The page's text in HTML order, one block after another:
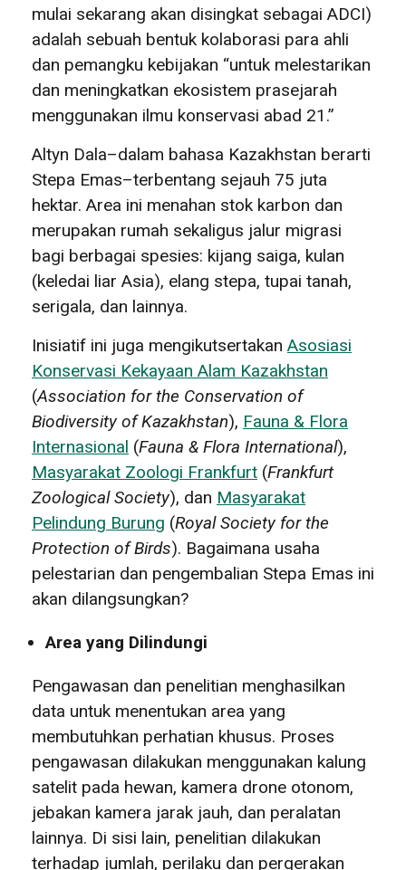
mulai sekarang akan disingkat sebagai ADCI)
adalah sebuah bentuk kolaborasi para ahli
dan pemangku kebijakan “untuk melestarikan
dan meningkatkan ekosistem prasejarah
menggunakan ilmu konservasi abad 21.”
Altyn Dala–dalam bahasa Kazakhstan berarti
Stepa Emas–terbentang sejauh 75 juta
hektar. Area ini menahan stok karbon dan
merupakan rumah sekaligus jalur migrasi
bagi berbagai spesies: kijang saiga, kulan
(keledai liar Asia), elang stepa, tupai tanah,
serigala, dan lainnya.
Inisiatif ini juga mengikutsertakan Asosiasi
Konservasi Kekayaan Alam Kazakhstan
(Association for the Conservation of
Biodiversity of Kazakhstan), Fauna & Flora
Internasional (Fauna & Flora International),
Masyarakat Zoologi Frankfurt (Frankfurt
Zoological Society), dan Masyarakat
Pelindung Burung (Royal Society for the
Protection of Birds). Bagaimana usaha
pelestarian dan pengembalian Stepa Emas ini
akan dilangsungkan?
Area yang Dilindungi
Pengawasan dan penelitian menghasilkan
data untuk menentukan area yang
membutuhkan perhatian khusus. Proses
pengawasan dilakukan menggunakan kalung
satelit pada hewan, kamera drone otonom,
jebakan kamera jarak jauh, dan peralatan
lainnya. Di sisi lain, penelitian dilakukan
terhadap jumlah, perilaku dan pergerakan